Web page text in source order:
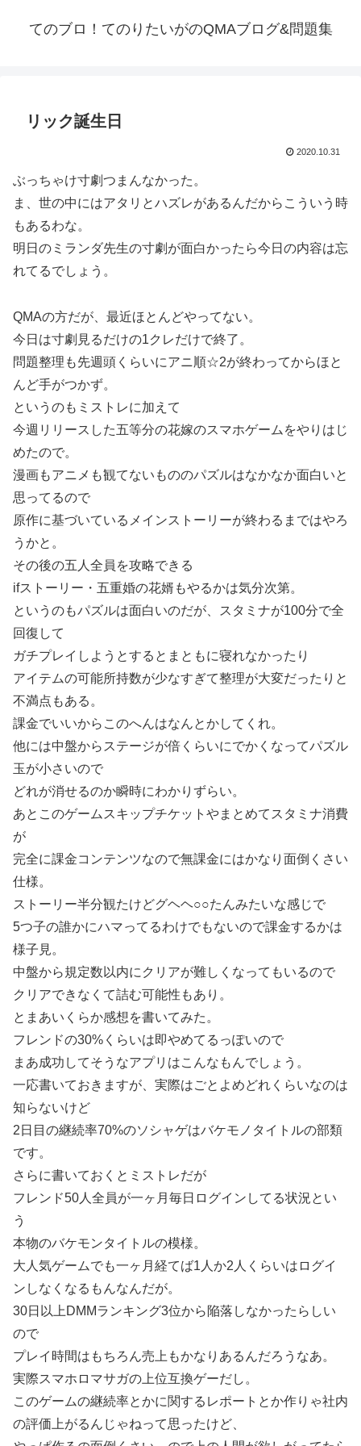
てのブロ！てのりたいがのQMAブログ&問題集
リック誕生日
2020.10.31
ぶっちゃけ寸劇つまんなかった。
ま、世の中にはアタリとハズレがあるんだからこういう時
もあるわな。
明日のミランダ先生の寸劇が面白かったら今日の内容は忘
れてるでしょう。
QMAの方だが、最近ほとんどやってない。
今日は寸劇見るだけの1クレだけで終了。
問題整理も先週頭くらいにアニ順☆2が終わってからほと
んど手がつかず。
というのもミストレに加えて
今週リリースした五等分の花嫁のスマホゲームをやりはじ
めたので。
漫画もアニメも観てないもののパズルはなかなか面白いと
思ってるので
原作に基づいているメインストーリーが終わるまではやろ
うかと。
その後の五人全員を攻略できる
ifストーリー・五重婚の花婿もやるかは気分次第。
というのもパズルは面白いのだが、スタミナが100分で全
回復して
ガチプレイしようとするとまともに寝れなかったり
アイテムの可能所持数が少なすぎて整理が大変だったりと
不満点もある。
課金でいいからこのへんはなんとかしてくれ。
他には中盤からステージが倍くらいにでかくなってパズル
玉が小さいので
どれが消せるのか瞬時にわかりずらい。
あとこのゲームスキップチケットやまとめてスタミナ消費
が
完全に課金コンテンツなので無課金にはかなり面倒くさい
仕様。
ストーリー半分観たけどグヘヘ○○たんみたいな感じで
5つ子の誰かにハマってるわけでもないので課金するかは
様子見。
中盤から規定数以内にクリアが難しくなってもいるので
クリアできなくて詰む可能性もあり。
とまあいくらか感想を書いてみた。
フレンドの30%くらいは即やめてるっぽいので
まあ成功してそうなアプリはこんなもんでしょう。
一応書いておきますが、実際はごとよめどれくらいなのは
知らないけど
2日目の継続率70%のソシャゲはバケモノタイトルの部類
です。
さらに書いておくとミストレだが
フレンド50人全員が一ヶ月毎日ログインしてる状況とい
う
本物のバケモンタイトルの模様。
大人気ゲームでも一ヶ月経てば1人か2人くらいはログイ
ンしなくなるもんなんだが。
30日以上DMMランキング3位から陥落しなかったらしい
ので
プレイ時間はもちろん売上もかなりあるんだろうなあ。
実際スマホロマサガの上位互換ゲーだし。
このゲームの継続率とかに関するレポートとか作りゃ社内
の評価上がるんじゃねって思ったけど、